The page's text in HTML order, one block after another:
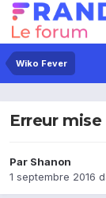
Wiko Fever
Erreur
Par Shanon
1 septembre 2016